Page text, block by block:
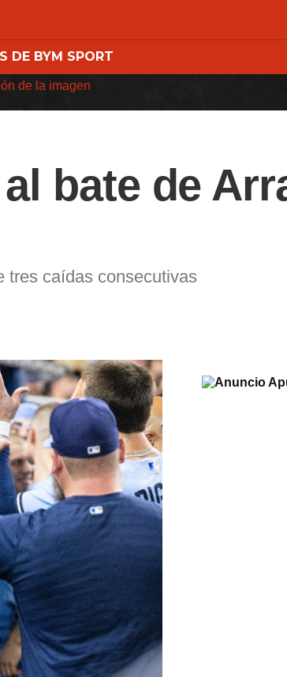
DE BYM SPORT
bate de
tres caídas consecutivas